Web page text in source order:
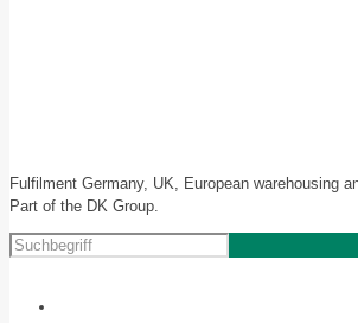
Fulfilment Germany, UK, European warehousing
Part of the DK Group.